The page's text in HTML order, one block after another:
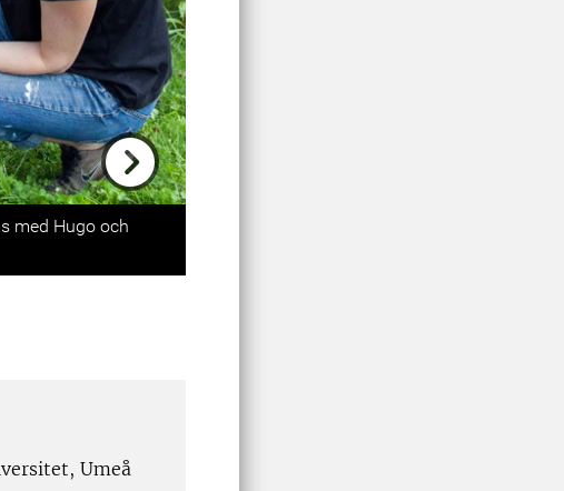
med Hugo och
Umeå